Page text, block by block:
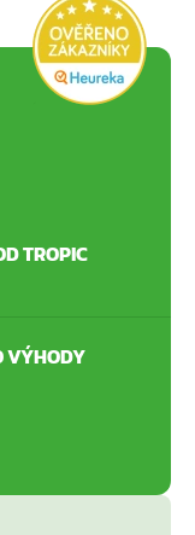
TROPIC
VÝHODY